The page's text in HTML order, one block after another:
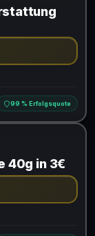
99 % Erfolgsquote
40g in 3€